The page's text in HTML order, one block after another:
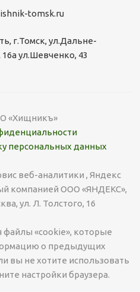
tomsk.ru
г.Томск, ул.Дальне-
ул.Шевченко, 43
«Хищникъ»
персональных данных
веб-аналитики , Яндекс
компанией ООО «ЯНДЕКС»,
ул. Л. Толстого, 16
файлы «cookie», которые
о предыдущих
вы не хотите использовать
настройки браузера.